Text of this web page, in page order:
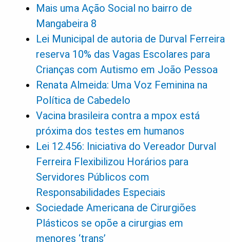
Mais uma Ação Social no bairro de
Mangabeira 8
Lei Municipal de autoria de Durval Ferreira
reserva 10% das Vagas Escolares para
Crianças com Autismo em João Pessoa
Renata Almeida: Uma Voz Feminina na
Política de Cabedelo
Vacina brasileira contra a mpox está
próxima dos testes em humanos
Lei 12.456: Iniciativa do Vereador Durval
Ferreira Flexibilizou Horários para
Servidores Públicos com
Responsabilidades Especiais
Sociedade Americana de Cirurgiões
Plásticos se opõe a cirurgias em
menores ‘trans’